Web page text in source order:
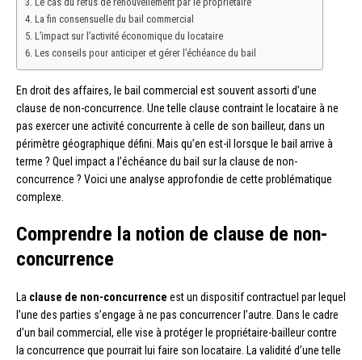
La fin consensuelle du bail commercial
L’impact sur l’activité économique du locataire
Les conseils pour anticiper et gérer l’échéance du bail
En droit des affaires, le bail commercial est souvent assorti d’une
clause de non-concurrence. Une telle clause contraint le locataire à ne
pas exercer une activité concurrente à celle de son bailleur, dans un
périmètre géographique défini. Mais qu’en est-il lorsque le bail arrive à
terme ? Quel impact a l’échéance du bail sur la clause de non-
concurrence ? Voici une analyse approfondie de cette problématique
complexe.
Comprendre la notion de clause de non-
concurrence
La clause de non-concurrence est un dispositif contractuel par lequel
l’une des parties s’engage à ne pas concurrencer l’autre. Dans le cadre
d’un bail commercial, elle vise à protéger le propriétaire-bailleur contre
la concurrence que pourrait lui faire son locataire. La validité d’une telle